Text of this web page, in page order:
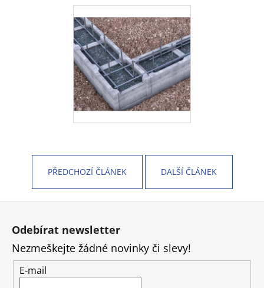
PŘEDCHOZÍ ČLÁNEK DALŠÍ ČLÁNEK
Z
Odebírat newsletter
Nezmeškejte žádné novinky či slevy!
E-mail